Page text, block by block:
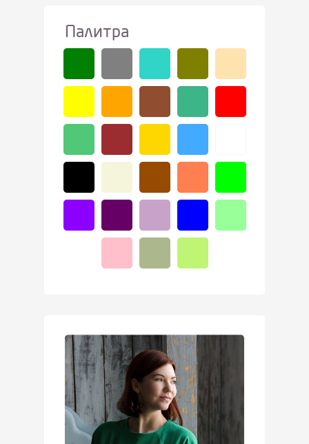
Палитра